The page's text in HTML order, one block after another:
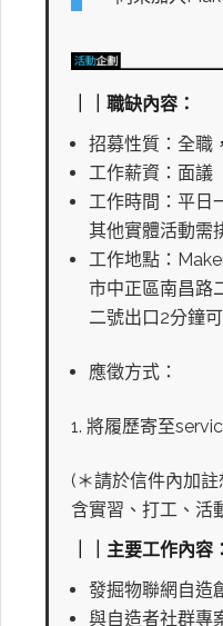
｜｜職缺內容：
招募性質：全職
工作薪資：面議
工作時間：平日
其他實體活動需
工作地點：
市中正區南昌路
二號出口2分鐘
應徵方式：
將履歷寄至
(＊請於信件內加
含實習、打工、活
｜｜主要工作內容：
發掘物聯網自造
與自造者社群專